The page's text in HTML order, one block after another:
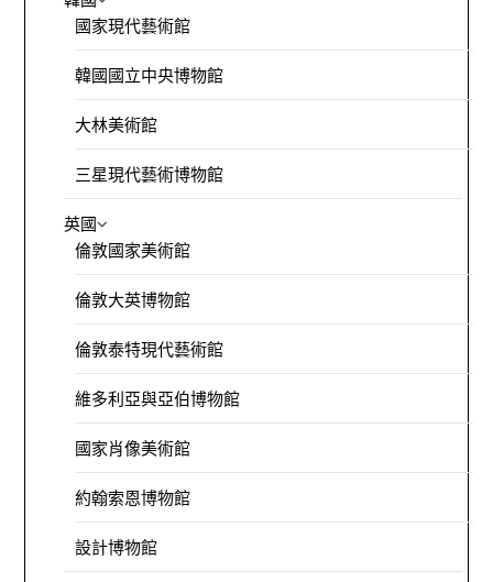
國家現代藝術館
韓國國立中央博物館
大林美術館
三星現代藝術博物館
英國
倫敦國家美術館
倫敦大英博物館
倫敦泰特現代藝術館
維多利亞與亞伯博物館
國家肖像美術館
約翰索恩博物館
設計博物館